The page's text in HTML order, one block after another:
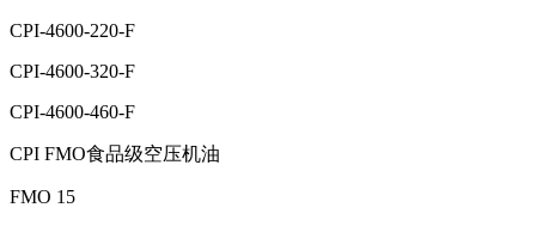
CPI-4600-220-F
CPI-4600-320-F
CPI-4600-460-F
CPI FMO食品级空压机油
FMO 15